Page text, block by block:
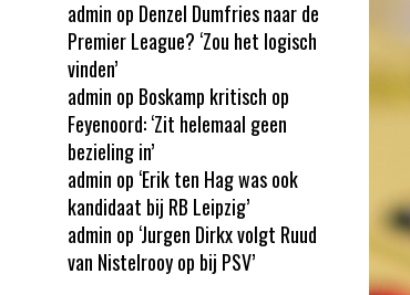
admin op Denzel Dumfries naar de
Premier League? ‘Zou het logisch
vinden’
admin op Boskamp kritisch op
Feyenoord: ‘Zit helemaal geen
bezieling in’
admin op ‘Erik ten Hag was ook
kandidaat bij RB Leipzig’
admin op ‘Jurgen Dirkx volgt Ruud
van Nistelrooy op bij PSV’